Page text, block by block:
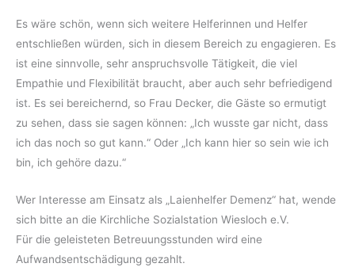
Es wäre schön, wenn sich weitere Helferinnen und Helfer
entschließen würden, sich in diesem Bereich zu engagieren. Es
ist eine sinnvolle, sehr anspruchsvolle Tätigkeit, die viel
Empathie und Flexibilität braucht, aber auch sehr befriedigend
ist. Es sei bereichernd, so Frau Decker, die Gäste so ermutigt
zu sehen, dass sie sagen können: „Ich wusste gar nicht, dass
ich das noch so gut kann.“ Oder „Ich kann hier so sein wie ich
bin, ich gehöre dazu.“
Wer Interesse am Einsatz als „Laienhelfer Demenz“ hat, wende
sich bitte an die Kirchliche Sozialstation Wiesloch e.V.
Für die geleisteten Betreuungsstunden wird eine
Aufwandsentschädigung gezahlt.